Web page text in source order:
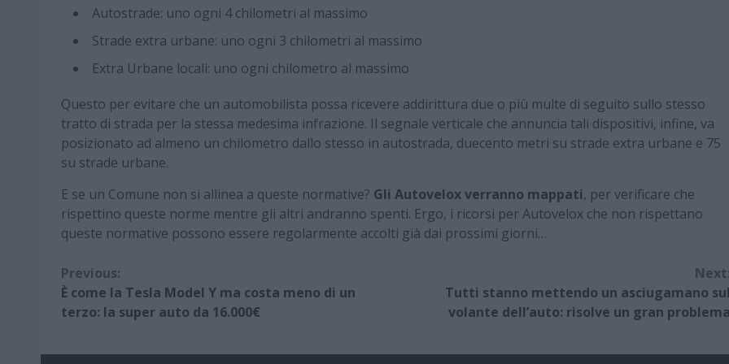
Autostrade: uno ogni 4 chilometri al massimo
Strade extra urbane: uno ogni 3 chilometri al massimo
Extra Urbane locali: uno ogni chilometro al massimo
Questo per evitare che un automobilista possa ricevere addirittura due o più multe di seguito sullo stesso
tratto di strada per la stessa medesima infrazione. Il segnale verticale che annuncia tali dispositivi, infine, va
posizionato ad almeno un chilometro dallo stesso in autostrada, duecento metri su strade extra urbane e 75
su strade urbane.
E se un Comune non si allinea a queste normative? Gli Autovelox verranno mappati, per verificare che
rispettino queste norme mentre gli altri andranno spenti. Ergo, i ricorsi per Autovelox che non rispettano
queste normative possono essere regolarmente accolti già dai prossimi giorni…
Continue
Reading
Previous:
È come la Tesla Model Y ma costa meno di un
terzo: la super auto da 16.000€
Next:
Tutti stanno mettendo un asciugamano sul
volante dell’auto: risolve un gran problema